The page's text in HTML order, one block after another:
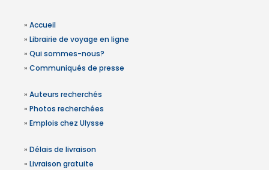
» Accueil
» Librairie de voyage en ligne
» Qui sommes-nous?
» Communiqués de presse
» Auteurs recherchés
» Photos recherchées
» Emplois chez Ulysse
» Délais de livraison
» Livraison gratuite